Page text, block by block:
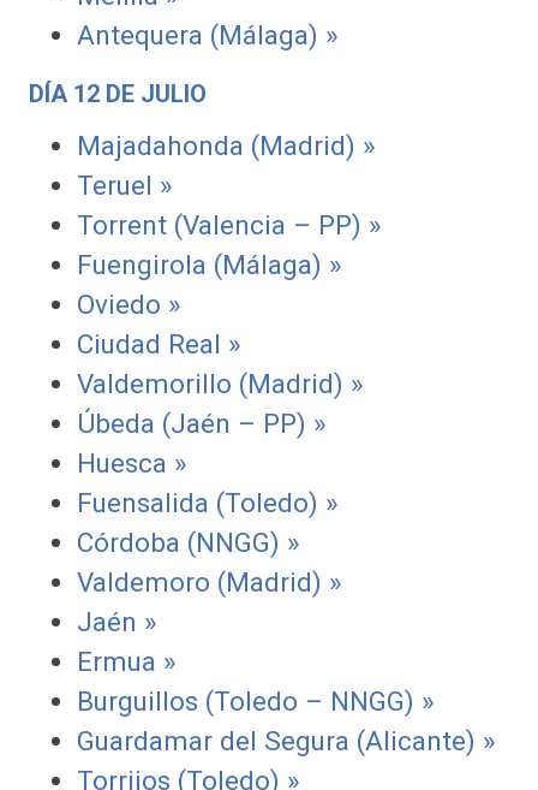
Antequera (Málaga) »
DÍA 12 DE JULIO
Majadahonda (Madrid) »
Teruel »
Torrent (Valencia – PP) »
Fuengirola (Málaga) »
Oviedo »
Ciudad Real »
Valdemorillo (Madrid) »
Úbeda (Jaén – PP) »
Huesca »
Fuensalida (Toledo) »
Córdoba (NNGG) »
Valdemoro (Madrid) »
Jaén »
Ermua »
Burguillos (Toledo – NNGG) »
Guardamar del Segura (Alicante) »
Torrijos (Toledo) »